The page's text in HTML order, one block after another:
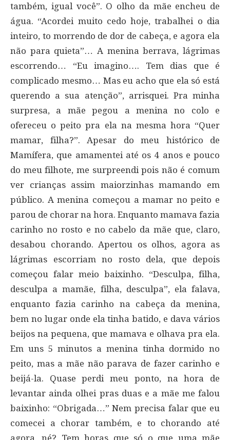
também, igual você”. O olho da mãe encheu de
água. “Acordei muito cedo hoje, trabalhei o dia
inteiro, to morrendo de dor de cabeça, e agora ela
não para quieta”… A menina berrava, lágrimas
escorrendo… “Eu imagino…. Tem dias que é
complicado mesmo… Mas eu acho que ela só está
querendo a sua atenção”, arrisquei. Pra minha
surpresa, a mãe pegou a menina no colo e
ofereceu o peito pra ela na mesma hora “Quer
mamar, filha?”. Apesar do meu histórico de
Mamífera, que amamentei até os 4 anos e pouco
do meu filhote, me surpreendi pois não é comum
ver crianças assim maiorzinhas mamando em
público. A menina começou a mamar no peito e
parou de chorar na hora. Enquanto mamava fazia
carinho no rosto e no cabelo da mãe que, claro,
desabou chorando. Apertou os olhos, agora as
lágrimas escorriam no rosto dela, que depois
começou falar meio baixinho. “Desculpa, filha,
desculpa a mamãe, filha, desculpa”, ela falava,
enquanto fazia carinho na cabeça da menina,
bem no lugar onde ela tinha batido, e dava vários
beijos na pequena, que mamava e olhava pra ela.
Em uns 5 minutos a menina tinha dormido no
peito, mas a mãe não parava de fazer carinho e
beijá-la. Quase perdi meu ponto, na hora de
levantar ainda olhei pras duas e a mãe me falou
baixinho: “Obrigada…” Nem precisa falar que eu
comecei a chorar também, e to chorando até
agora, né? Tem horas que só o que uma mãe